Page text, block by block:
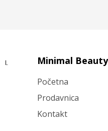
Minimal Beauty
Početna
Prodavnica
Kontakt